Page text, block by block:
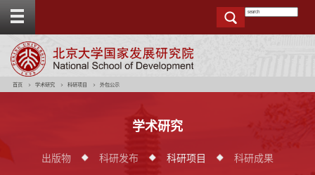
t
首页 学术研究 科研项目 外包公示
学术研究
出版物 科研发布 科研项目
科研成果